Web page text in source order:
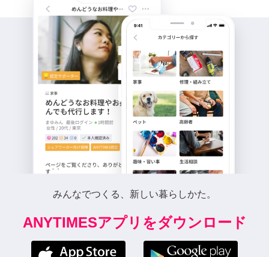
みんなでつくる、新しい暮らしかた。
ANYTIMESアプリをダウンロード